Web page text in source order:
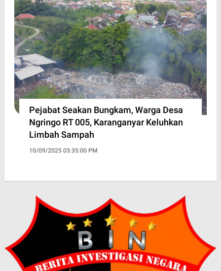
Pejabat Seakan Bungkam, Warga Desa
Ngringo RT 005, Karanganyar Keluhkan
Limbah Sampah
10/09/2025 03:35:00 PM